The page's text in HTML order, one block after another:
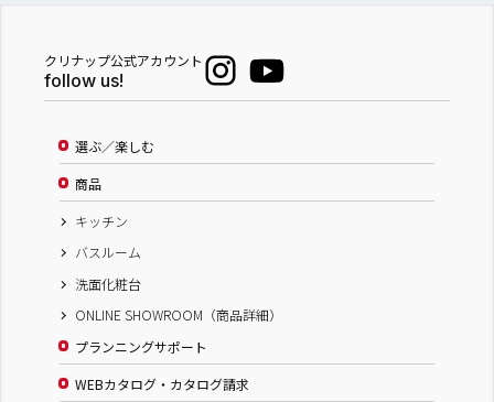
クリナップ公式アカウント
follow us!
選ぶ／楽しむ
商品
キッチン
バスルーム
洗面化粧台
ONLINE SHOWROOM（商品詳細）
プランニングサポート
WEBカタログ・カタログ請求